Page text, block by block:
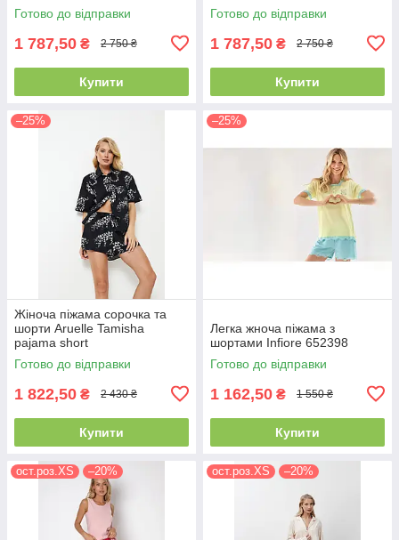
Готово до відправки
1 787,50 ₴ 2 750 ₴
Купити
Готово до відправки
1 787,50 ₴ 2 750 ₴
Купити
–25%
Жіноча піжама сорочка та
шорти Aruelle Tamisha
pajama short
Готово до відправки
1 822,50 ₴ 2 430 ₴
Купити
–25%
Легка жноча піжама з
шортами Infiore 652398
Готово до відправки
1 162,50 ₴ 1 550 ₴
Купити
ост.роз.XS –20% ост.роз.XS –20%